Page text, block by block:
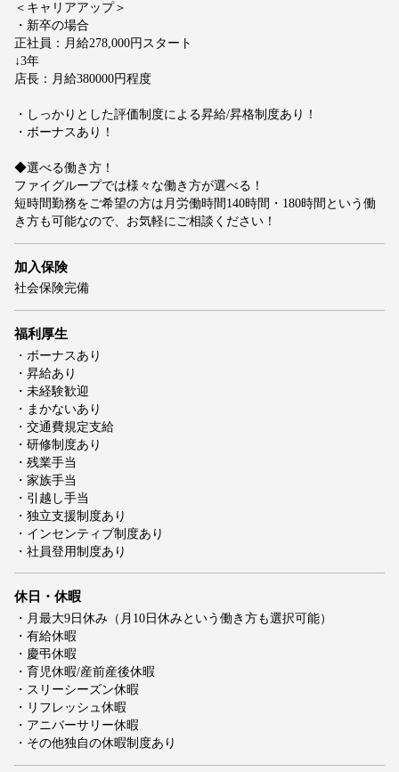
＜キャリアアップ＞
・新卒の場合
正社員：月給278,000円スタート
↓3年
店長：月給380000円程度
・しっかりとした評価制度による昇給/昇格制度あり！
・ボーナスあり！
◆選べる働き方！
ファイグループでは様々な働き方が選べる！
短時間勤務をご希望の方は月労働時間140時間・180時間という働
き方も可能なので、お気軽にご相談ください！
加入保険
社会保険完備
福利厚生
・ボーナスあり
・昇給あり
・未経験歓迎
・まかないあり
・交通費規定支給
・研修制度あり
・残業手当
・家族手当
・引越し手当
・独立支援制度あり
・インセンティブ制度あり
・社員登用制度あり
休日・休暇
・月最大9日休み（月10日休みという働き方も選択可能）
・有給休暇
・慶弔休暇
・育児休暇/産前産後休暇
・スリーシーズン休暇
・リフレッシュ休暇
・アニバーサリー休暇
・その他独自の休暇制度あり